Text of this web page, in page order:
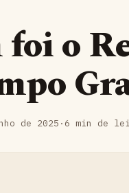
foi o
de 2025 · 6 min de